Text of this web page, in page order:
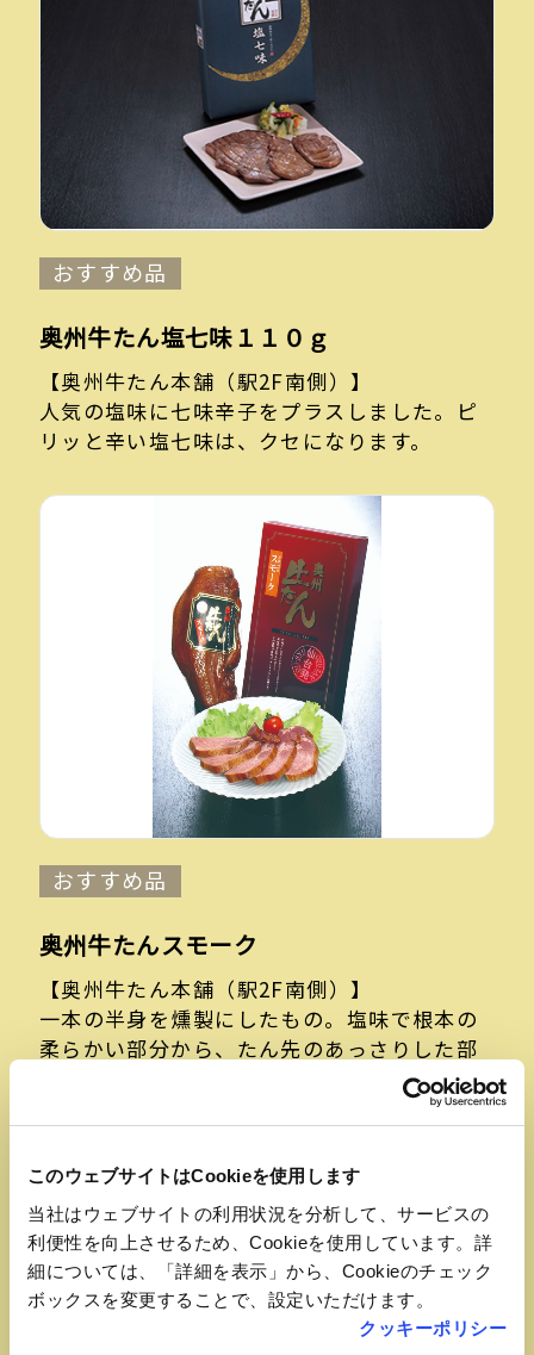
このウェブサイトはCookieを使用します
当社はウェブサイトの利用状況を分析して、サービスの
利便性を向上させるため、Cookieを使用しています。詳
細については、「詳細を表示」から、Cookieのチェック
ボックスを変更することで、設定いただけます。
クッキーポリシー
おすすめ品
奥州牛たん塩七味１１０ｇ
【奥州牛たん本舗（駅2F南側）】
人気の塩味に七味辛子をプラスしました。ピ
リッと辛い塩七味は、クセになります。
おすすめ品
奥州牛たんスモーク
【奥州牛たん本舗（駅2F南側）】
一本の半身を燻製にしたもの。塩味で根本の
柔らかい部分から、たん先のあっさりした部